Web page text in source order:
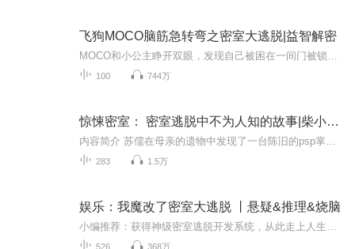
飞狗MOCO脑筋急转弯之密室大逃脱|益智解密
100 744万
惊悚密室： 密室逃脱中不为人知的故事|柴小玖团队演播|多人精品剧
283 1.5万
娱乐：我魔改了密室大逃脱 丨悬疑&推理&烧脑
526 368万